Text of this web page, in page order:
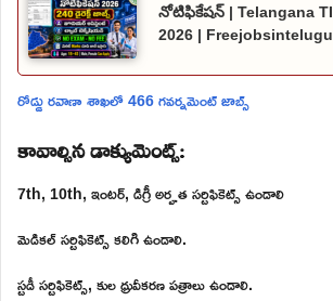
నోటిఫికేషన్ | Telangana
2026 | Freejobsintelugu
రోడ్డు రవాణా శాఖలో 466 గవర్నమెంట్ జాబ్స్
కావాల్సిన డాక్యుమెంట్స్:
7th, 10th, ఇంటర్, డిగ్రీ అర్హత సర్టిఫికెట్స్ ఉండాలి
మెడికల్ సర్టిఫికెట్స్ కలిగి ఉండాలి.
స్టడీ సర్టిఫికెట్స్, కుల ధ్రువీకరణ పత్రాలు ఉండాలి.